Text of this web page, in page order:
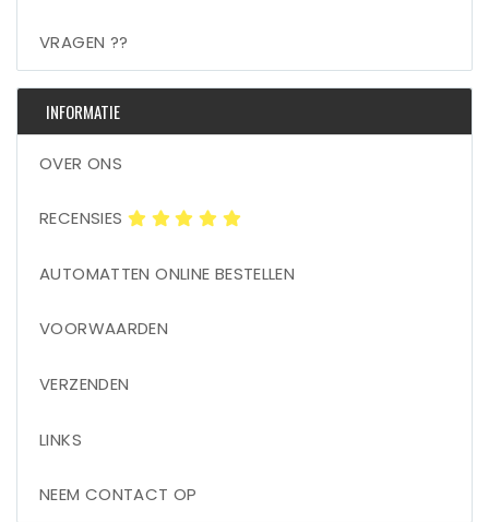
VRAGEN ??
INFORMATIE
OVER ONS
RECENSIES
AUTOMATTEN ONLINE BESTELLEN
VOORWAARDEN
VERZENDEN
LINKS
NEEM CONTACT OP